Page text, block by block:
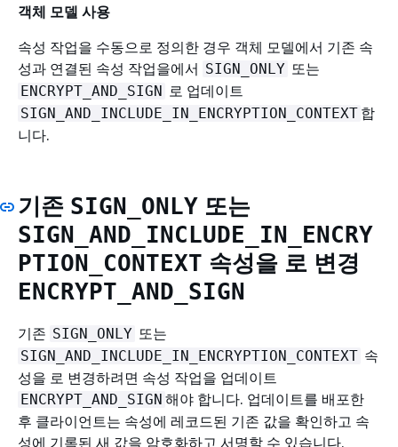
객체 모델 사용
속성 작업을 수동으로 정의한 경우 객체 모델에서 기존 속
성과 연결된 속성 작업을에서 SIGN_ONLY 또는
ENCRYPT_AND_SIGN 로 업데이트
SIGN_AND_INCLUDE_IN_ENCRYPTION_CONTEXT 합
니다.
기존 SIGN_ONLY 또는
SIGN_AND_INCLUDE_IN_ENCRY
PTION_CONTEXT 속성을 로 변경
ENCRYPT_AND_SIGN
기존 SIGN_ONLY 또는
SIGN_AND_INCLUDE_IN_ENCRYPTION_CONTEXT 속
성을 로 변경하려면 속성 작업을 업데이트
ENCRYPT_AND_SIGN 해야 합니다. 업데이트를 배포한
후 클라이언트는 속성에 레코드된 기존 값을 확인하고 속
성에 기록된 새 값을 암호화하고 서명할 수 있습니다.